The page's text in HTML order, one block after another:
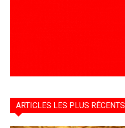
ARTICLES LES PLUS RÉCENTS